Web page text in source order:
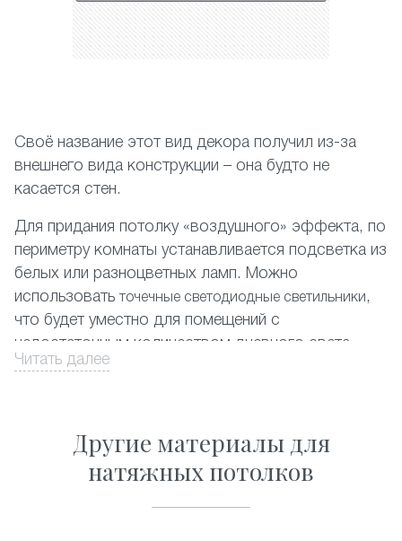
Своё название этот вид декора получил из-за
внешнего вида конструкции – она будто не
касается стен.
Для придания потолку «воздушного» эффекта, по
периметру комнаты устанавливается подсветка из
белых или разноцветных ламп. Можно
использоватьточечные светодиодные светильники ,
что будет уместно для помещений с
недостаточным количеством дневного света.
Оформите заказ на сайте со скидкой, и мы в
кратчайшие сроки обустроим вашу квартиру в
Читать далее
Другие материалы для
натяжных потолков